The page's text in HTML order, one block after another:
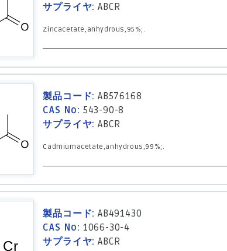
サプライヤ: ABCR
Zincacetate,anhydrous,95%;.
製品コード: AB576168
CAS No: 543-90-8
サプライヤ: ABCR
Cadmiumacetate,anhydrous,99%;.
製品コード: AB491430
CAS No: 1066-30-4
サプライヤ: ABCR